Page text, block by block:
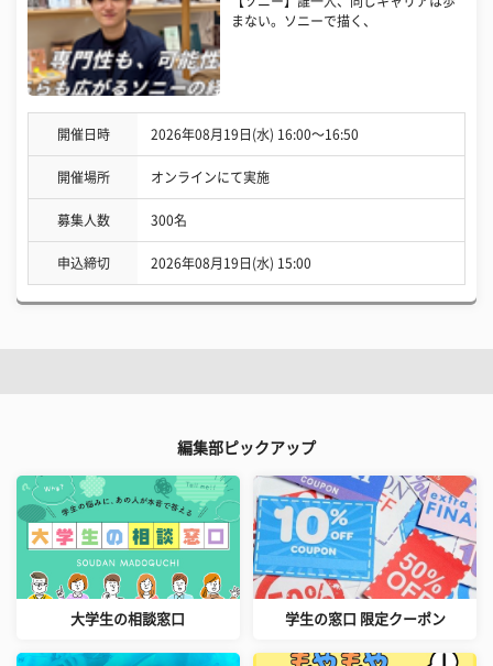
まない。ソニーで描く、
開催日時 2026年08月19日(水) 16:00〜16:50
開催場所 オンラインにて実施
募集人数 300名
申込締切 2026年08月19日(水) 15:00
編集部ピックアップ
大学生の相談窓口 学生の窓口 限定クーポン